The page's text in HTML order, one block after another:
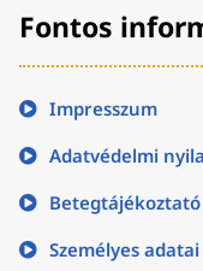
Fontos
Impresszum
Adatvédelmi
Betegtájékoztató
Személyes